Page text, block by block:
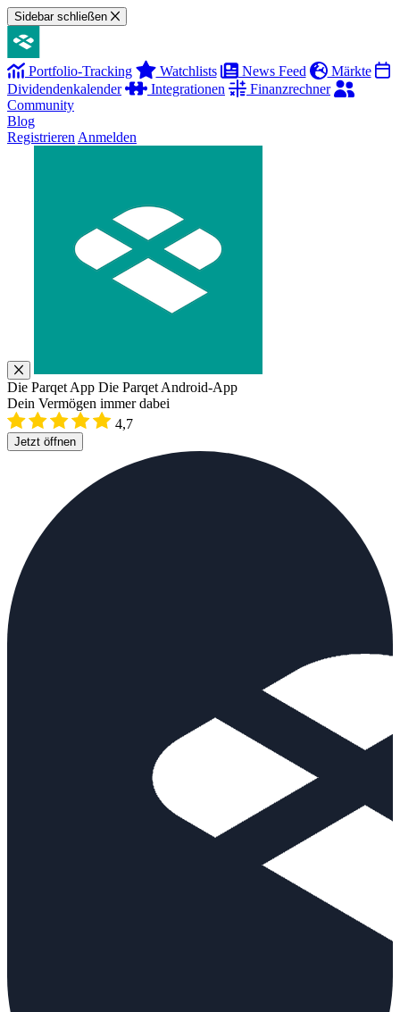
Sidebar schließen
Portfolio-Tracking Watchlists News Feed
Märkte
Dividendenkalender
Integrationen
Finanzrechner
Community
Blog
Registrieren Anmelden
Die Parqet App Die Parqet Android-App
Dein Vermögen immer dabei
4,7
Jetzt öffnen